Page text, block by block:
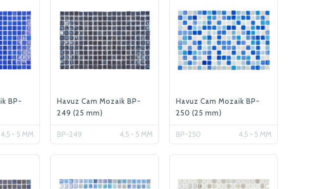
BP-
4,5 - 5 MM
Havuz Cam Mozaik BP-
249 (25 mm)
BP-249 4,5 - 5 MM
Havuz Cam Mozaik BP-
250 (25 mm)
BP-250 4,5 - 5 MM